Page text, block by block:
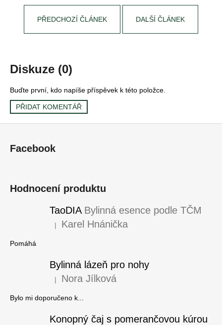
PŘEDCHOZÍ ČLÁNEK DALŠÍ ČLÁNEK
Diskuze (0)
Buďte první, kdo napíše příspěvek k této položce.
PŘIDAT KOMENTÁŘ
Facebook
Hodnocení produktu
TaoDIA Bylinná esence podle TČM
Hodnocení produktu je 5 z 5 hvězdiček.
| Karel Hnánička
Pomáhá
Bylinná lázeň pro nohy
Hodnocení produktu je 5 z 5 hvězdiček.
| Nora Jílková
Bylo mi doporučeno k...
Konopný čaj s pomerančovou kúrou